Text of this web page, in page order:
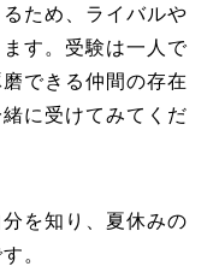
ため、ライバルや
す。受験は一人で
できる仲間の存在
に受けてみてくだ
を知り、夏休みの
。